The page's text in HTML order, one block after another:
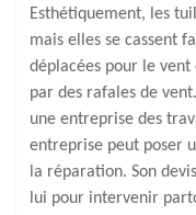
Esthétiquement, les
mais elles se cassent
déplacées pour le
par des rafales de
une entreprise des
entreprise peut poser
la réparation. Son
lui pour intervenir